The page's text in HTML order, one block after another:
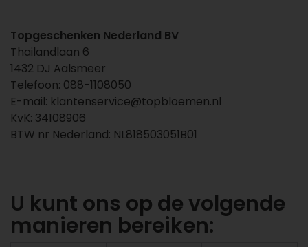
Topgeschenken Nederland BV
Thailandlaan 6
1432 DJ Aalsmeer
Telefoon: 088-1108050
E-mail: klantenservice@topbloemen.nl
KvK: 34108906
BTW nr Nederland: NL818503051B01
U kunt ons op de volgende
manieren bereiken: